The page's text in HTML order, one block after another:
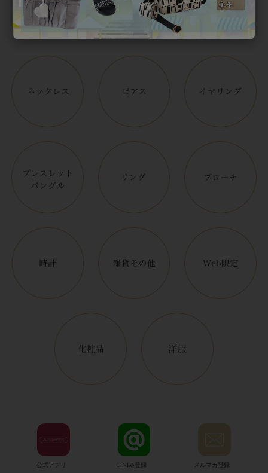
Category
アイテムカテゴリー
公式アプリ LINE@登録 メルマガ登録